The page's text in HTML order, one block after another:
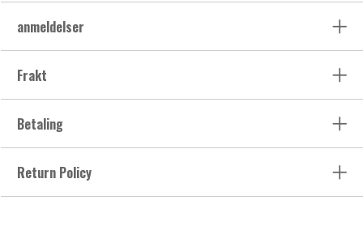
anmeldelser
Frakt
Betaling
Return Policy